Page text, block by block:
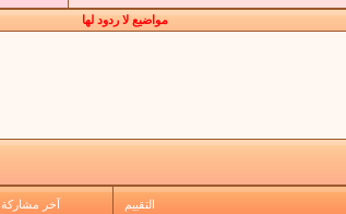
مواضيع لا ردود لها
التقييم آخر مشاركة